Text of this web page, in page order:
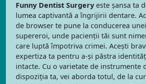
Funny Dentist Surgery este șansa ta
lumea captivantă a îngrijirii dentare.
de browser te pune la conducerea
supereroi, unde pacienții tăi sunt
care luptă împotriva crimei. Acești
expertiza ta pentru a-și păstra
intacte. Cu o varietate de instrumente
dispoziția ta, vei aborda totul, de la